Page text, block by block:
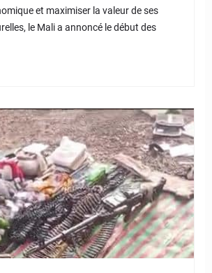
et maximiser la valeur de ses
le Mali a annoncé le début des